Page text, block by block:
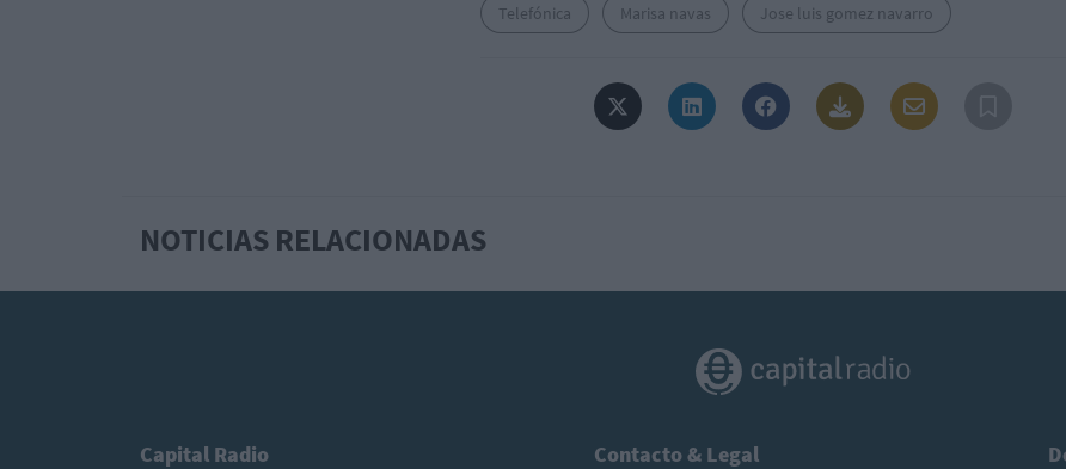
Telefónica Marisa navas Jose luis gomez navarro
NOTICIAS RELACIONADAS
Capital Radio Contacto & Legal